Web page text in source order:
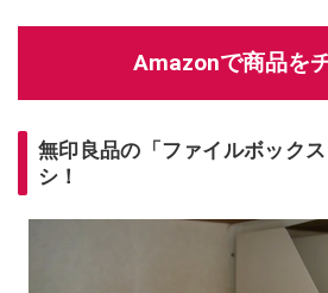
Amazonで商品を
無印良品の「ファイルボック
シ！